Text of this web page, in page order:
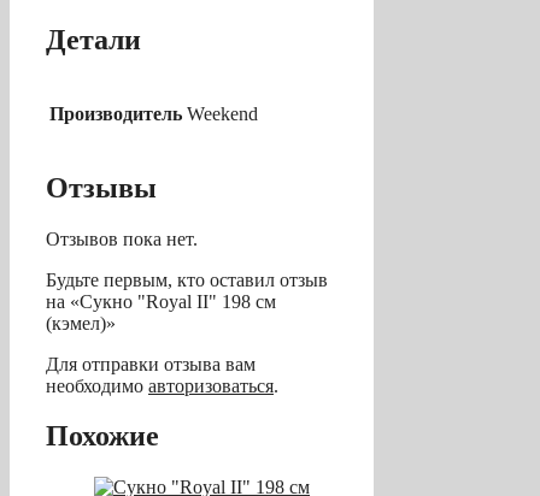
Детали
Производитель Weekend
Отзывы
Отзывов пока нет.
Будьте первым, кто оставил отзыв
на «Сукно "Royal II" 198 см
(кэмел)»
Для отправки отзыва вам
необходимо авторизоваться.
Похожие